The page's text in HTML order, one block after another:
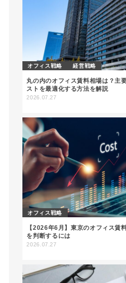
オフィス戦略 経営戦略
丸の内のオフィス賃料相場は？主
ストを最適化する方法を解説
2026.07.27
オフィス戦略
【2026年6月】東京のオフィス賃
を判断するには
2026.07.27